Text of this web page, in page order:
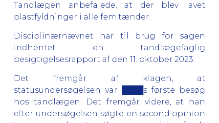
Tandlægen anbefalede, at der blev lavet
plastfyldninger i alle fem tænder.
Disciplinærnævnet har til brug for sagen
indhentet en tandlægefaglig
besigtigelsesrapport af den 11. oktober 2023.
Det fremgår af klagen, at
statusundersøgelsen var ████s første besøg
hos tandlægen. Det fremgår videre, at han
efter undersøgelsen søgte en second opinion